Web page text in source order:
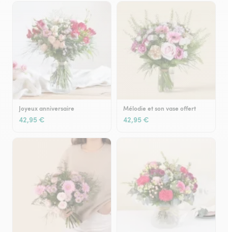
Joyeux anniversaire
42,95 €
Mélodie et son vase offert
42,95 €